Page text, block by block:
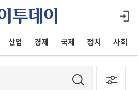
산업 경제 국제 정치 사회